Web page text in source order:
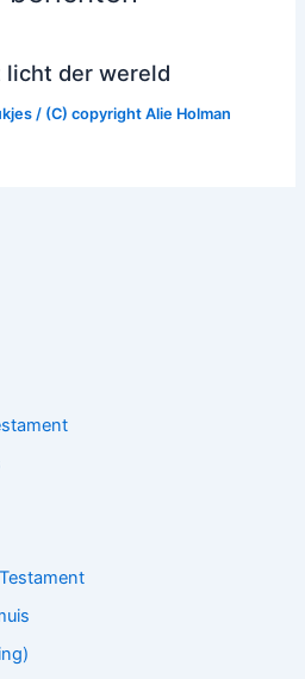
licht der wereld
/ (C) copyrightAlie Holman